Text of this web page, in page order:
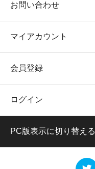
お問い合わせ
マイアカウント
会員登録
ログイン
PC版表示に切り替える